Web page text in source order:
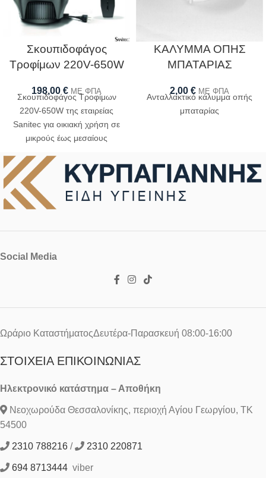
Σκουπιδοφάγος
Τροφίμων 220V-650W
198,00 € ΜΕ ΦΠΑ
Σκουπιδοφάγος Τροφίμων
220V-650W της εταιρείας
Sanitec για οικιακή χρήση σε
μικρούς έως μεσαίους
ΚΑΛΥΜΜΑ ΟΠΗΣ
ΜΠΑΤΑΡΙΑΣ
2,00 € ΜΕ ΦΠΑ
Ανταλλακτικό κάλυμμα οπής
μπαταρίας
Social Media
Ωράριο ΚαταστήματοςΔευτέρα-Παρασκευή 08:00-16:00
ΣΤΟΙΧΕΊΑ ΕΠΙΚΟΙΝΩΝΊΑΣ
Ηλεκτρονικό κατάστημα – Αποθήκη
Νεοχωρούδα Θεσσαλονίκης, περιοχή Αγίου Γεωργίου, ΤΚ
54500
2310 788216 / 2310 220871
694 8713444 viber